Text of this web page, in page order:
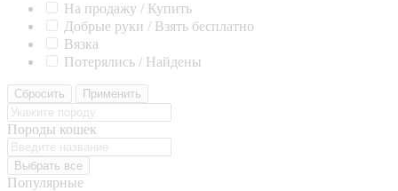
На продажу / Купить
Добрые руки / Взять бесплатно
Вязка
Потерялись / Найдены
Сбросить Применить
Породы кошек
Выбрать все
Популярные